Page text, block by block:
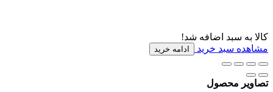
کالا به سبد اضافه شد!
مشاهده سبد خرید
ادامه خرید
تصاویر محصول